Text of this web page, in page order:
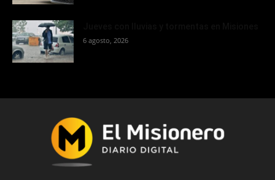
6 agosto, 2026